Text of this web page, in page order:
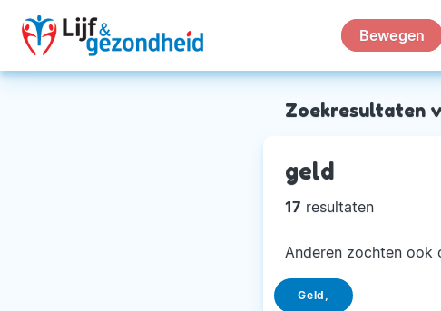
Bewegen
Zoekresultaten
geld
17 resultaten
Anderen zochten ook
Geld,